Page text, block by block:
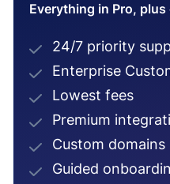
Everything in Pro,
24/7 priority
Enterprise
Lowest fees
Premium
Custom domains
Guided